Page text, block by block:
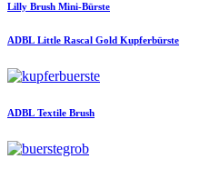
Lilly Brush Mini-Bürste
ADBL Little Rascal Gold Kupferbürste
ADBL Textile Brush